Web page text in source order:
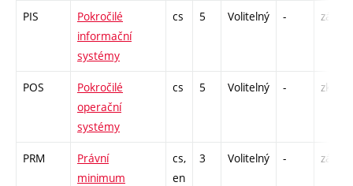
PIS
Pokročilé
informační
systémy
cs 5 Volitelný - zá,zk
POS
Pokročilé
operační
systémy
cs 5 Volitelný - zk
PRM
Právní
minimum
cs,
en
3 Volitelný - zá